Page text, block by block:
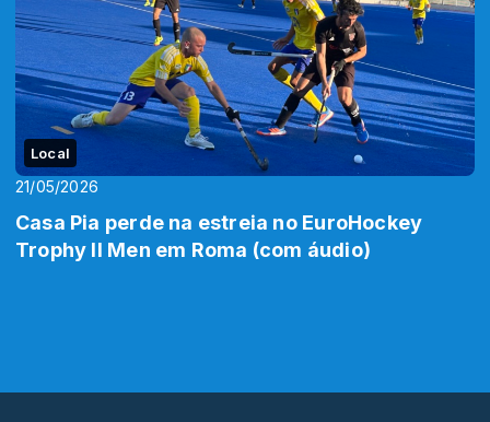
Local
21/05/2026
Casa Pia perde na estreia no EuroHockey
Trophy II Men em Roma (com áudio)